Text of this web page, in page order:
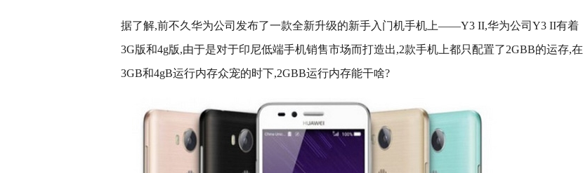
据了解,前不久华为公司发布了一款全新升级的新手入门机手机上——Y3 II,华为公司Y3 II有着
3G版和4g版,由于是对于印尼低端手机销售市场而打造出,2款手机上都只配置了2GBB的运存,在
3GB和4gB运行内存众宠的时下,2GBB运行内存能干啥?